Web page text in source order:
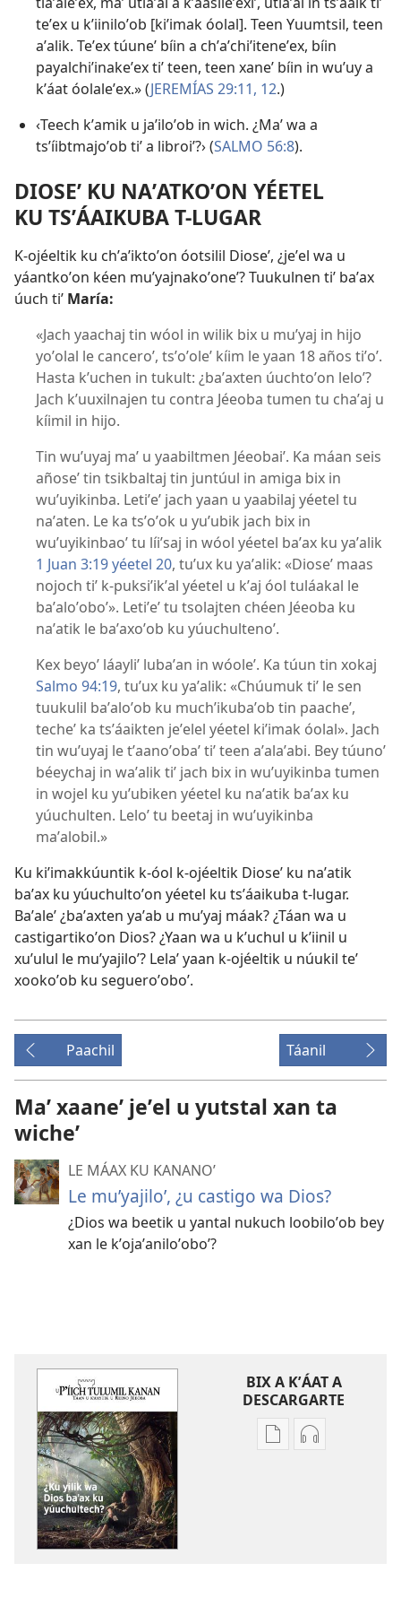
teʼex u kʼiiniloʼob [kiʼimak óolal]. Teen Yuumtsil, teen
aʼalik. Teʼex túuneʼ bíin a chʼaʼchiʼiteneʼex, bíin
payalchiʼinakeʼex tiʼ teen, teen xaneʼ bíin in wuʼuy a
kʼáat óolaleʼex.» (JEREMÍAS 29:11, 12.)
‹Teech kʼamik u jaʼiloʼob in wich. ¿Maʼ wa a
tsʼíibtmajoʼob tiʼ a libroiʼ?› (SALMO 56:8).
DIOSEʼ KU NAʼATKOʼON YÉETEL
KU TSʼÁAIKUBA T-LUGAR
K-ojéeltik ku chʼaʼiktoʼon óotsilil Dioseʼ, ¿jeʼel wa u
yáantkoʼon kéen muʼyajnakoʼoneʼ? Tuukulnen tiʼ baʼax
úuch tiʼ María:
«Jach yaachaj tin wóol in wilik bix u muʼyaj in hijo
yoʼolal le canceroʼ, tsʼoʼoleʼ kíim le yaan 18 años tiʼoʼ.
Hasta kʼuchen in tukult: ¿baʼaxten úuchtoʼon leloʼ?
Jach kʼuuxilnajen tu contra Jéeoba tumen tu chaʼaj u
kíimil in hijo.
Tin wuʼuyaj maʼ u yaabiltmen Jéeobaiʼ. Ka máan seis
añoseʼ tin tsikbaltaj tin juntúul in amiga bix in
wuʼuyikinba. Letiʼeʼ jach yaan u yaabilaj yéetel tu
naʼaten. Le ka tsʼoʼok u yuʼubik jach bix in
wuʼuyikinbaoʼ tu líiʼsaj in wóol yéetel baʼax ku yaʼalik
1 Juan 3:19 yéetel 20, tuʼux ku yaʼalik: «Dioseʼ maas
nojoch tiʼ k-puksiʼikʼal yéetel u kʼaj óol tuláakal le
baʼaloʼoboʼ». Letiʼeʼ tu tsolajten chéen Jéeoba ku
naʼatik le baʼaxoʼob ku yúuchultenoʼ.
Kex beyoʼ láayliʼ lubaʼan in wóoleʼ. Ka túun tin xokaj
Salmo 94:19, tuʼux ku yaʼalik: «Chúumuk tiʼ le sen
tuukulil baʼaloʼob ku muchʼikubaʼob tin paacheʼ,
techeʼ ka tsʼáaikten jeʼelel yéetel kiʼimak óolal». Jach
tin wuʼuyaj le tʼaanoʼobaʼ tiʼ teen aʼalaʼabi. Bey túunoʼ
béeychaj in waʼalik tiʼ jach bix in wuʼuyikinba tumen
in wojel ku yuʼubiken yéetel ku naʼatik baʼax ku
yúuchulten. Leloʼ tu beetaj in wuʼuyikinba
maʼalobil.»
Ku kiʼimakkúuntik k-óol k-ojéeltik Dioseʼ ku naʼatik
baʼax ku yúuchultoʼon yéetel ku tsʼáaikuba t-lugar.
Baʼaleʼ ¿baʼaxten yaʼab u muʼyaj máak? ¿Táan wa u
castigartikoʼon Dios? ¿Yaan wa u kʼuchul u kʼiinil u
xuʼulul le muʼyajiloʼ? Lelaʼ yaan k-ojéeltik u núukil teʼ
xookoʼob ku segueroʼoboʼ.
Paachil Táanil
Maʼ xaaneʼ jeʼel u yutstal xan ta
wicheʼ
LE MÁAX KU KANANOʼ
Le muʼyajiloʼ, ¿u castigo wa Dios?
¿Dios wa beetik u yantal nukuch loobiloʼob bey
xan le kʼojaʼaniloʼoboʼ?
BIX A KʼÁAT A
DESCARGARTE
Bix
Bix